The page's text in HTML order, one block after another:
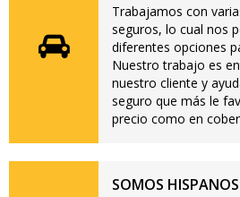
Trabajamos con
seguros, lo cual nos
diferentes opciones
Nuestro trabajo es
nuestro cliente y
seguro que más le
precio como en
SOMOS